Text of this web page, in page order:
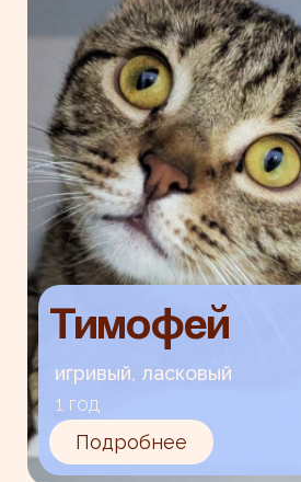
Тимофей
игривый, ласковый
1 год
Подробнее